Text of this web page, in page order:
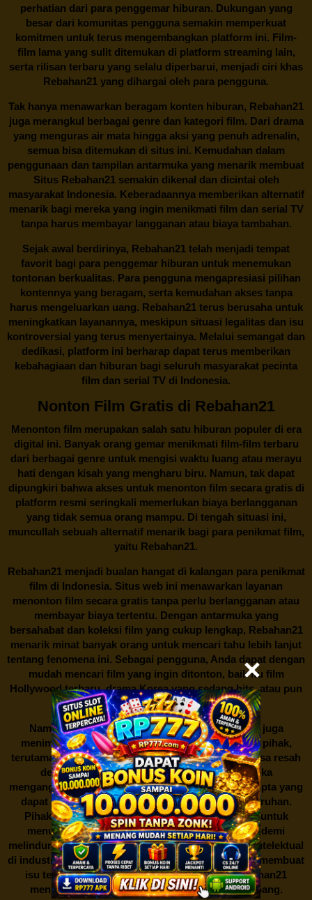
perhatian dari para penggemar hiburan. Dukungan yang
besar dari komunitas pengguna semakin memperkuat
komitmen untuk terus mengembangkan platform ini. Film-
film lama yang sulit ditemukan di platform streaming lain,
serta rilisan terbaru yang selalu diperbarui, menjadi ciri khas
Rebahan21 yang dihargai oleh para pengguna.
Tak hanya menawarkan beragam konten hiburan, Rebahan21
juga merangkul berbagai genre dan kategori film. Dari drama
yang menguras air mata hingga aksi yang penuh adrenalin,
semua bisa ditemukan di situs ini. Kemudahan dalam
penggunaan dan tampilan antarmuka yang menarik membuat
Situs Rebahan21semakin dikenal dan dicintai oleh
masyarakat Indonesia. Keberadaannya memberikan alternatif
menarik bagi mereka yang ingin menikmati film dan serial TV
tanpa harus membayar langganan atau biaya tambahan.
Sejak awal berdirinya, Rebahan21 telah menjadi tempat
favorit bagi para penggemar hiburan untuk menemukan
tontonan berkualitas. Para pengguna mengapresiasi pilihan
kontennya yang beragam, serta kemudahan akses tanpa
harus mengeluarkan uang. Rebahan21terus berusaha untuk
meningkatkan layanannya, meskipun situasi legalitas dan isu
kontroversial yang terus menyertainya. Melalui semangat dan
dedikasi, platform ini berharap dapat terus memberikan
kebahagiaan dan hiburan bagi seluruh masyarakat pecinta
film dan serial TV di Indonesia.
Nonton Film Gratis di Rebahan21
Menonton film merupakan salah satu hiburan populer di era
digital ini. Banyak orang gemar menikmati film-film terbaru
dari berbagai genre untuk mengisi waktu luang atau merayu
hati dengan kisah yang mengharu biru. Namun, tak dapat
dipungkiri bahwa akses untuk menonton film secara gratis di
platform resmi seringkali memerlukan biaya berlangganan
yang tidak semua orang mampu. Di tengah situasi ini,
muncullah sebuah alternatif menarik bagi para penikmat film,
yaitu Rebahan21.
Rebahan21menjadi bualan hangat di kalangan para penikmat
film di Indonesia. Situs web ini menawarkan layanan
menonton film secara gratis tanpa perlu berlangganan atau
membayar biaya tertentu. Dengan antarmuka yang
bersahabat dan koleksi film yang cukup lengkap, Rebahan21
menarik minat banyak orang untuk mencari tahu lebih lanjut
tentang fenomena ini. Sebagai pengguna, Anda dapat dengan
mudah mencari film yang ingin ditonton, baik itu film
Hollywood terbaru, drama Korea yang sedang hits, atau pun
produksi film lokal dengan kualitas terbaik.
Namun, seperti halnya cerita manis,Rebahan21juga
menimbulkan kontroversi di industri film. Banyak pihak,
terutama produsen film dan pemilik hak cipta, merasa resah
dengan maraknya situs-situs seperti ini. Mereka
menganggapnya sebagai bentuk pelanggaran hak cipta yang
dapat merugikan industri perfilman secara keseluruhan.
Pihak berwenang pun turut terlibat dalam upaya untuk
menutup situs-situs ilegal semacam Rebahan21 demi
melindungi keberlangsungan bisnis dan kekayaan intelektual
di industri hiburan. Konflik kepentingan inilah yang membuat
isu tentang menonton film secara gratis diRebahan21
menjadi perbincangan seru yang terus berkembang.